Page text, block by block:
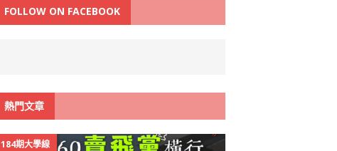
FOLLOW ON FACEBOOK
熱門文章
184期大學線